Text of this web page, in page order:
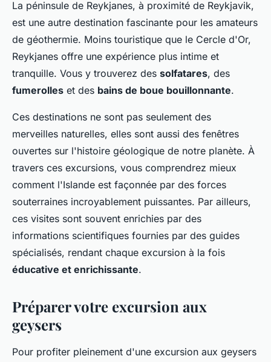
La péninsule de Reykjanes, à proximité de Reykjavik,
est une autre destination fascinante pour les amateurs
de géothermie. Moins touristique que le Cercle d'Or,
Reykjanes offre une expérience plus intime et
tranquille. Vous y trouverez des solfatares, des
fumerolles et des bains de boue bouillonnante.
Ces destinations ne sont pas seulement des
merveilles naturelles, elles sont aussi des fenêtres
ouvertes sur l'histoire géologique de notre planète. À
travers ces excursions, vous comprendrez mieux
comment l'Islande est façonnée par des forces
souterraines incroyablement puissantes. Par ailleurs,
ces visites sont souvent enrichies par des
informations scientifiques fournies par des guides
spécialisés, rendant chaque excursion à la fois
éducative et enrichissante.
Préparer votre excursion aux
geysers
Pour profiter pleinement d'une excursion aux geysers